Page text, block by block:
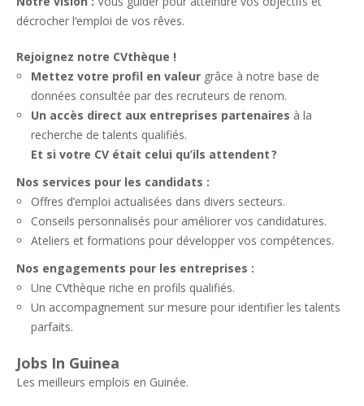
décrocher l’emploi de vos rêves.
Rejoignez notre CVthèque !
Mettez votre profil en valeur grâce à notre base de
données consultée par des recruteurs de renom.
Un accès direct aux entreprises partenaires à la
recherche de talents qualifiés.
Et si votre CV était celui qu’ils attendent ?
Nos services pour les candidats :
Offres d’emploi actualisées dans divers secteurs.
Conseils personnalisés pour améliorer vos candidatures.
Ateliers et formations pour développer vos compétences.
Nos engagements pour les entreprises :
Une CVthèque riche en profils qualifiés.
Un accompagnement sur mesure pour identifier les talents
parfaits.
Jobs In Guinea
Les meilleurs emplois en Guinée.